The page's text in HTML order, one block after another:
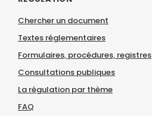
Chercher un document
Textes réglementaires
Formulaires, procédures, registres
Consultations publiques
La régulation par thème
FAQ